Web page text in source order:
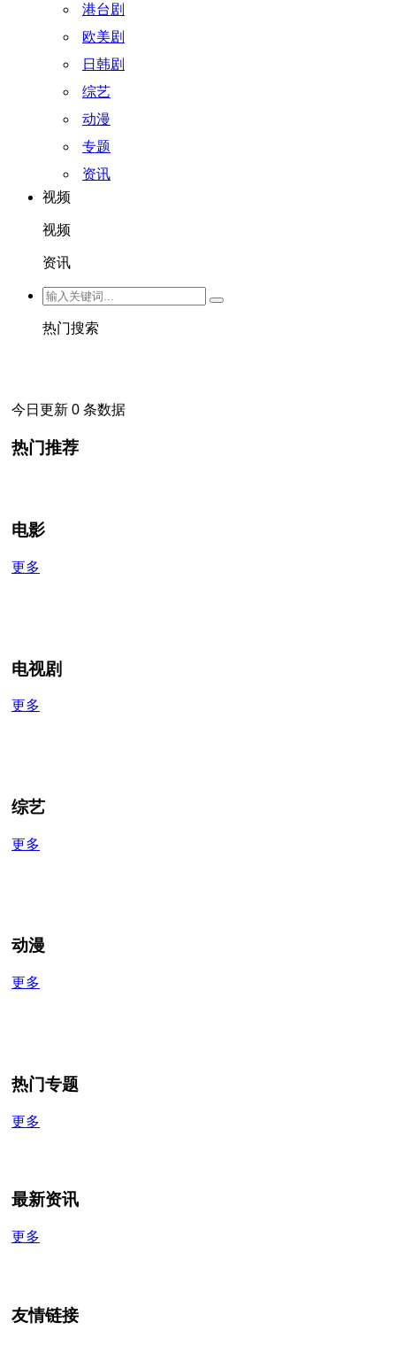
港台剧
欧美剧
日韩剧
综艺
动漫
专题
资讯
视频
视频
资讯
热门搜索
今日更新 0 条数据
热门推荐
电影
更多
电视剧
更多
综艺
更多
动漫
更多
热门专题
更多
最新资讯
更多
友情链接